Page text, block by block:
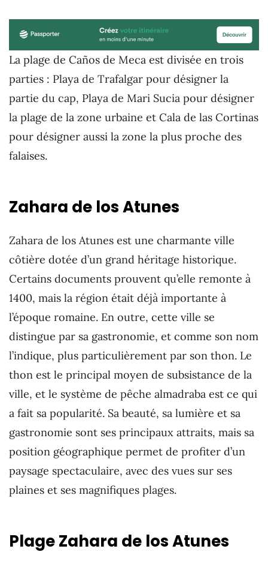
La plage de Caños de Meca est divisée en trois
parties : Playa de Trafalgar pour désigner la
partie du cap, Playa de Mari Sucia pour désigner
la plage de la zone urbaine et Cala de las Cortinas
pour désigner aussi la zone la plus proche des
falaises.
Zahara de los Atunes
Zahara de los Atunes est une charmante ville
côtière dotée d’un grand héritage historique.
Certains documents prouvent qu’elle remonte à
1400, mais la région était déjà importante à
l’époque romaine. En outre, cette ville se
distingue par sa gastronomie, et comme son nom
l’indique, plus particulièrement par son thon. Le
thon est le principal moyen de subsistance de la
ville, et le système de pêche almadraba est ce qui
a fait sa popularité. Sa beauté, sa lumière et sa
gastronomie sont ses principaux attraits, mais sa
position géographique permet de profiter d’un
paysage spectaculaire, avec des vues sur ses
plaines et ses magnifiques plages.
Plage Zahara de los Atunes